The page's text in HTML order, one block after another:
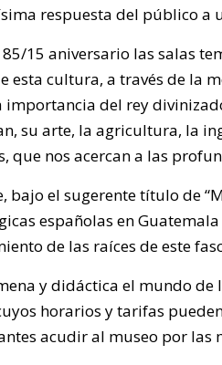
respuesta del público a
15 aniversario las salas
esta cultura, a través de la
del rey
su arte, la agricultura, la
que nos acercan a las
bajo el sugerente título de
españolas en
de las raíces de este
y didáctica el mundo
horarios y tarifas
acudir al museo por las